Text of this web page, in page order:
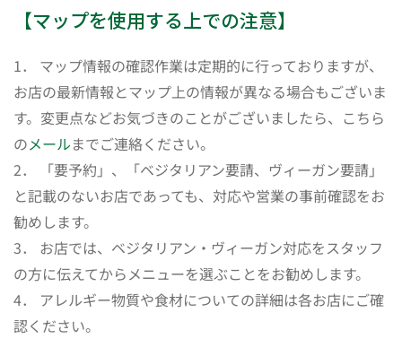
【マップを使用する上での注意】
1． マップ情報の確認作業は定期的に行っておりますが、
お店の最新情報とマップ上の情報が異なる場合もございま
す。変更点などお気づきのことがございましたら、こちら
のメールまでご連絡ください。
2． 「要予約」、「ベジタリアン要請、ヴィーガン要請」
と記載のないお店であっても、対応や営業の事前確認をお
勧めします。
3． お店では、ベジタリアン・ヴィーガン対応をスタッフ
の方に伝えてからメニューを選ぶことをお勧めします。
4． アレルギー物質や食材についての詳細は各お店にご確
認ください。